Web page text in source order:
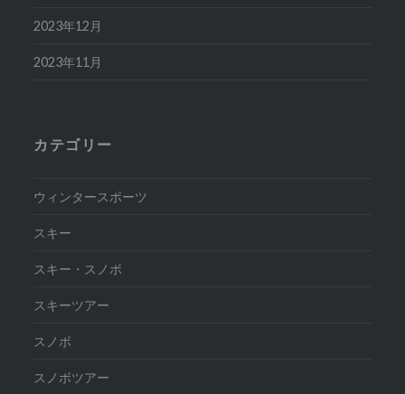
2023年12月
2023年11月
カテゴリー
ウィンタースポーツ
スキー
スキー・スノボ
スキーツアー
スノボ
スノボツアー